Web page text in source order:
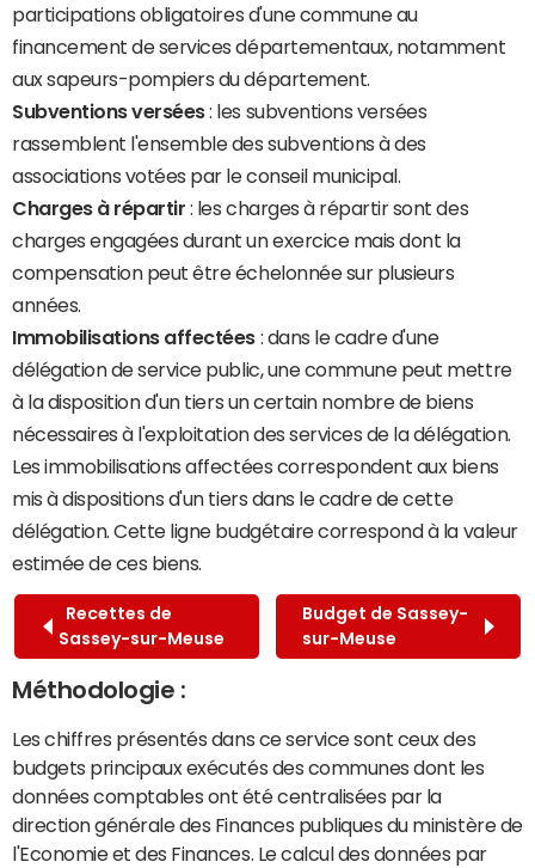
participations obligatoires d'une commune au
financement de services départementaux, notamment
aux sapeurs-pompiers du département.
Subventions versées: les subventions versées
rassemblent l'ensemble des subventions à des
associations votées par le conseil municipal.
Charges à répartir : les charges à répartir sont des
charges engagées durant un exercice mais dont la
compensation peut être échelonnée sur plusieurs
années.
Immobilisations affectées : dans le cadre d'une
délégation de service public, une commune peut mettre
à la disposition d'un tiers un certain nombre de biens
nécessaires à l'exploitation des services de la délégation.
Les immobilisations affectées correspondent aux biens
mis à dispositions d'un tiers dans le cadre de cette
délégation. Cette ligne budgétaire correspond à la valeur
estimée de ces biens.
Recettes de
Sassey-sur-Meuse
Budget de Sassey-
sur-Meuse
Méthodologie :
Les chiffres présentés dans ce service sont ceux des
budgets principaux exécutés des communes dont les
données comptables ont été centralisées par la
direction générale des Finances publiques du ministère de
l'Economie et des Finances. Le calcul des données par